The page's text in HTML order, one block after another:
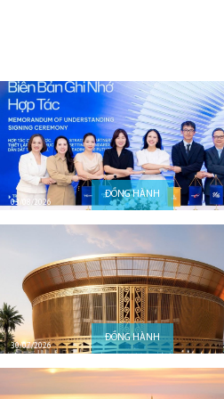
03/08/2026
ĐỒNG HÀNH
30/07/2026
ĐỒNG HÀNH